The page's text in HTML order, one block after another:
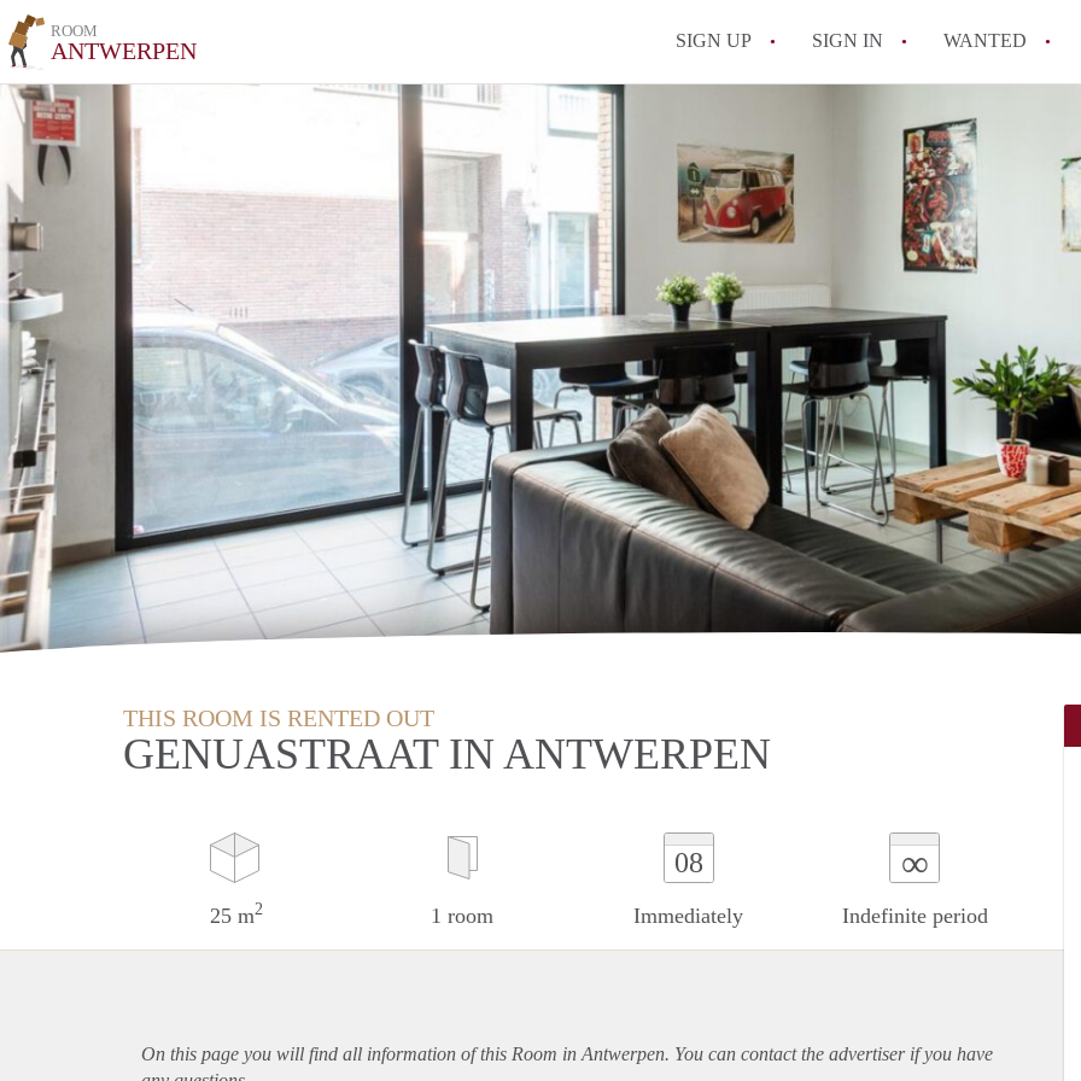
ROOM
ANTWERPEN SIGN UP SIGN IN WANTED
All FAQs
THIS ROOM IS RENTED OUT
GENUASTRAAT IN ANTWERPEN
25 m2 1 room
08
Immediately
∞
Indefinite period
On this page you will find all information of this Room in Antwerpen. You can contact the advertiser if you have